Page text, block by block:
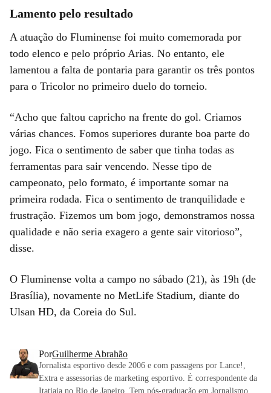
Lamento pelo resultado
A atuação do Fluminense foi muito comemorada por
todo elenco e pelo próprio Arias. No entanto, ele
lamentou a falta de pontaria para garantir os três pontos
para o Tricolor no primeiro duelo do torneio.
“Acho que faltou capricho na frente do gol. Criamos
várias chances. Fomos superiores durante boa parte do
jogo. Fica o sentimento de saber que tinha todas as
ferramentas para sair vencendo. Nesse tipo de
campeonato, pelo formato, é importante somar na
primeira rodada. Fica o sentimento de tranquilidade e
frustração. Fizemos um bom jogo, demonstramos nossa
qualidade e não seria exagero a gente sair vitorioso”,
disse.
O Fluminense volta a campo no sábado (21), às 19h (de
Brasília), novamente no MetLife Stadium, diante do
Ulsan HD, da Coreia do Sul.
PorGuilherme Abrahão
Jornalista esportivo desde 2006 e com passagens por Lance!,
Extra e assessorias de marketing esportivo. É correspondente da
Itatiaia no Rio de Janeiro. Tem pós-graduação em Jornalismo